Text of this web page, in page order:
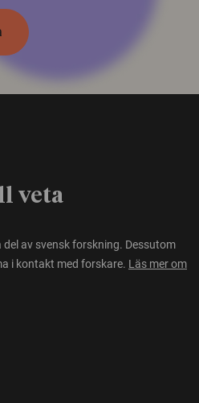
veta
av svensk forskning. Dessutom
i kontakt med forskare. Läs mer om